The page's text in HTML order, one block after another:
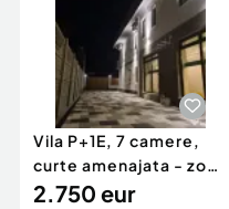
Vila P+1E, 7 camere,
curte amenajata - zona
Mall, George ...
2.750 eur